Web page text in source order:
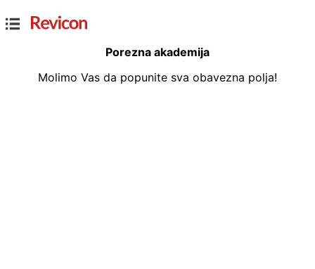
Porezna akademija
Molimo Vas da popunite sva obavezna polja!